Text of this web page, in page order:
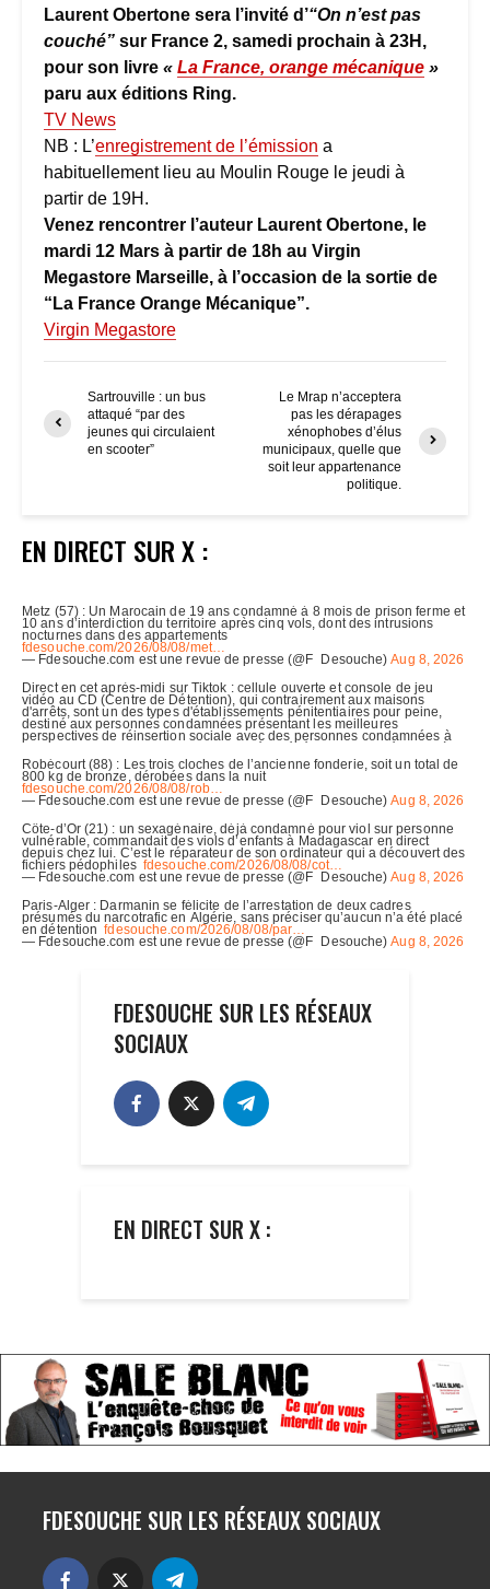
Laurent Obertone sera l’invité d’“On n’est pas
couché” sur France 2, samedi prochain à 23H,
pour son livre « La France, orange mécanique »
paru aux éditions Ring.
TV News
NB : L’enregistrement de l’émission a
habituellement lieu au Moulin Rouge le jeudi à
partir de 19H.
Venez rencontrer l’auteur Laurent Obertone, le
mardi 12 Mars à partir de 18h au Virgin
Megastore Marseille, à l’occasion de la sortie de
“La France Orange Mécanique”.
Virgin Megastore
Sartrouville : un bus
attaqué “par des
jeunes qui circulaient
en scooter”
Le Mrap n’acceptera
pas les dérapages
xénophobes d’élus
municipaux, quelle que
soit leur appartenance
politique.
EN DIRECT SUR X :
FDESOUCHE SUR LES RÉSEAUX
SOCIAUX
EN DIRECT SUR X :
FDESOUCHE SUR LES RÉSEAUX SOCIAUX